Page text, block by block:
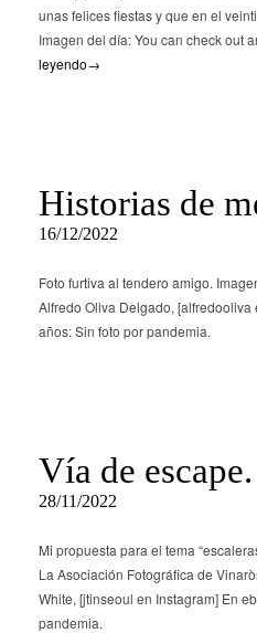
unas felices fiestas y que en el
Imagen del día: You can check out
leyendo→
Historias de
16/12/2022
Foto furtiva al tendero amigo.
Alfredo Oliva Delgado,
años: Sin foto por pandemia.
Vía de escape.
28/11/2022
Mi propuesta para el tema
La Asociación Fotográfica de
White, [jtinseoul en Instagram] En
pandemia.